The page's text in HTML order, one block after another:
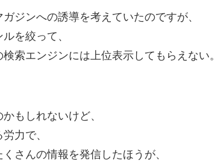
ジンへの誘導を考えていたのですが、
を絞って、
索エンジンには上位表示してもらえない。
もしれないけど、
力で、
さんの情報を発信したほうが、